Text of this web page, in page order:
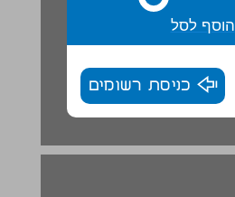
הוסף לסל
כניסת רשומים